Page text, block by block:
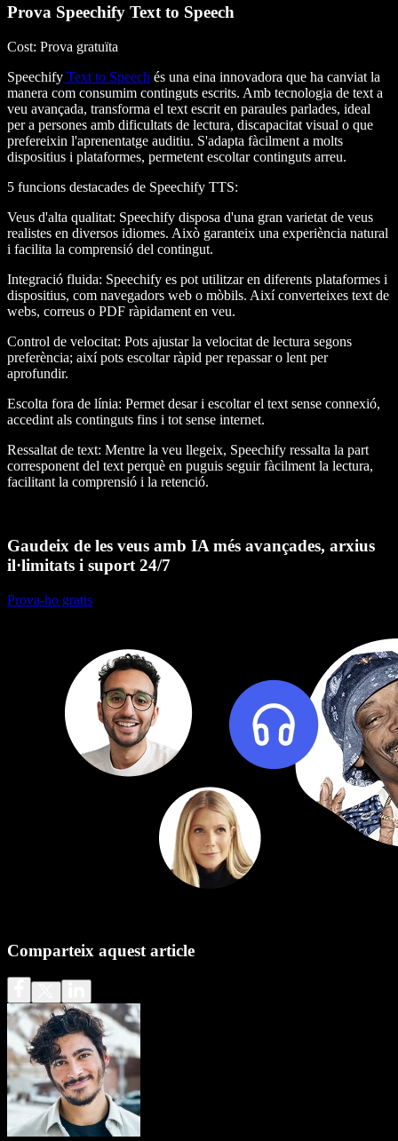
Prova Speechify Text to Speech
Cost: Prova gratuïta
Speechify Text to Speech és una eina innovadora que ha canviat la
manera com consumim continguts escrits. Amb tecnologia de text a
veu avançada, transforma el text escrit en paraules parlades, ideal
per a persones amb dificultats de lectura, discapacitat visual o que
prefereixin l'aprenentatge auditiu. S'adapta fàcilment a molts
dispositius i plataformes, permetent escoltar continguts arreu.
5 funcions destacades de Speechify TTS:
Veus d'alta qualitat: Speechify disposa d'una gran varietat de veus
realistes en diversos idiomes. Això garanteix una experiència natural
i facilita la comprensió del contingut.
Integració fluida: Speechify es pot utilitzar en diferents plataformes i
dispositius, com navegadors web o mòbils. Així converteixes text de
webs, correus o PDF ràpidament en veu.
Control de velocitat: Pots ajustar la velocitat de lectura segons
preferència; així pots escoltar ràpid per repassar o lent per
aprofundir.
Escolta fora de línia: Permet desar i escoltar el text sense connexió,
accedint als continguts fins i tot sense internet.
Ressaltat de text: Mentre la veu llegeix, Speechify ressalta la part
corresponent del text perquè en puguis seguir fàcilment la lectura,
facilitant la comprensió i la retenció.
Gaudeix de les veus amb IA més avançades, arxius
il·limitats i suport 24/7
Prova-ho gratis
Comparteix aquest article